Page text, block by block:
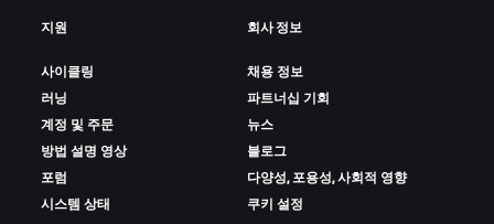
지원
사이클링
러닝
계정 및 주문
방법 설명 영상
포럼
시스템 상태
회사 정보
채용 정보
파트너십 기회
뉴스
블로그
다양성, 포용성, 사회적 영향
쿠키 설정